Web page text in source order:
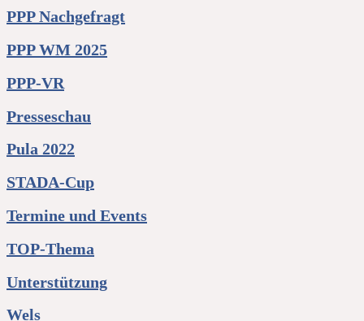
PPP Nachgefragt
PPP WM 2025
PPP-VR
Presseschau
Pula 2022
STADA-Cup
Termine und Events
TOP-Thema
Unterstützung
Wels